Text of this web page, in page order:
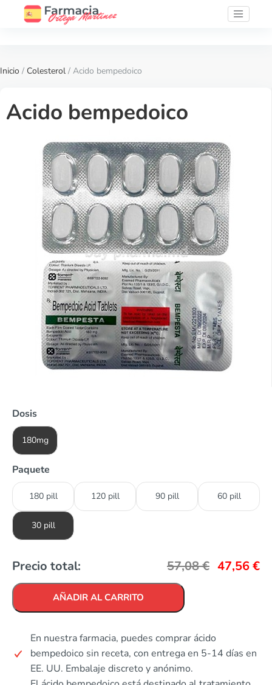
Inicio / Colesterol / Acido bempedoico
Acido bempedoico
Dosis
180mg
Paquete
180 pill 120 pill 90 pill 60 pill
30 pill
Precio total: 57,08€ 47,56€
AÑADIR AL CARRITO
En nuestra farmacia, puedes comprar ácido
bempedoico sin receta, con entrega en 5-14 días en
EE. UU. Embalaje discreto y anónimo.